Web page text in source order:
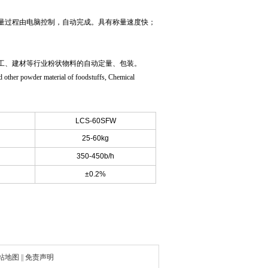
程由电脑控制，自动完成。具有称量速度快；
建材等行业粉状物料的自动定量、包装。
other powder material of foodstuffs, Chemical
LCS-60SFW
25-60kg
350-450b/h
±0.2%
地图
免责声明